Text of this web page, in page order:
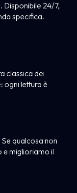
Disponibile 24/7,
specifica.
classica dei
ogni lettura è
qualcosa non
miglioriamo il